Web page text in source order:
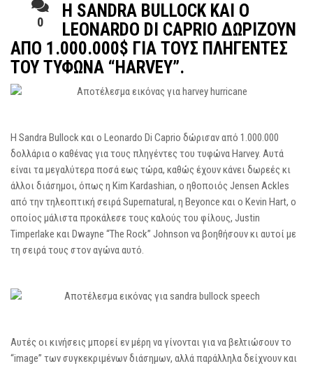
0
Η SANDRA BULLOCK ΚΑΙ Ο
LEONARDO DI CAPRIO ΔΩΡΊΖΟΥΝ
ΑΠΌ 1.000.000$ ΓΙΑ ΤΟΥΣ ΠΛΗΓΈΝΤΕΣ
ΤΟΥ ΤΥΦΏΝΑ “HARVEY”.
Η Sandra Bullock και ο Leonardo Di Caprio δώρισαν από 1.000.000
δολλάρια ο καθένας για τους πληγέντες του τυφώνα Harvey. Αυτά
είναι τα μεγαλύτερα ποσά εως τώρα, καθώς έχουν κάνει δωρεές κι
άλλοι διάσημοι, όπως η Kim Kardashian, o ηθοποιός Jensen Ackles
από την τηλεοπτική σειρά Supernatural, η Beyonce και ο Kevin Hart, o
οποίος μάλιστα προκάλεσε τους καλούς του φίλους, Justin
Timperlake και Dwayne “The Rock” Johnson να βοηθήσουν κι αυτοί με
τη σειρά τους στον αγώνα αυτό.
Αυτές οι κινήσεις μπορεί εν μέρη να γίνονται για να βελτιώσουν το
“image” των συγκεκριμένων διάσημων, αλλά παράλληλα δείχνουν και